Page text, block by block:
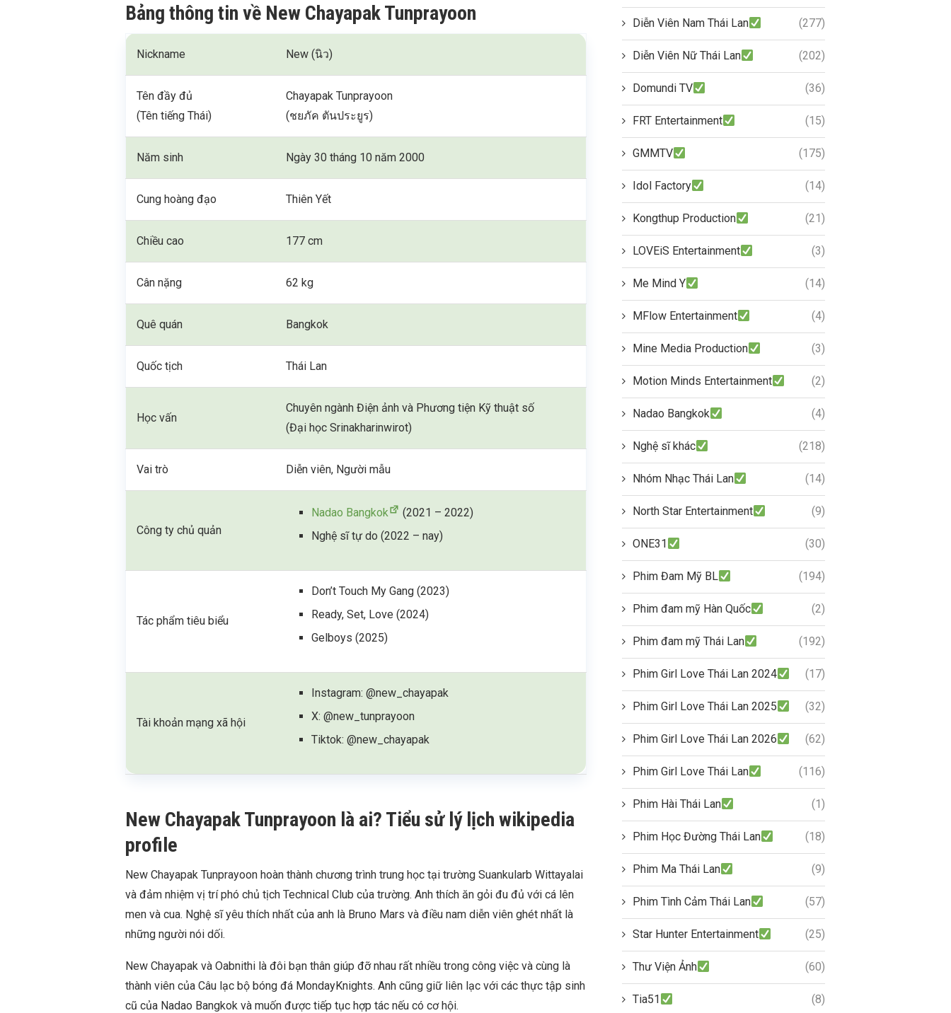
Bảng thông tin về New Chayapak Tunprayoon
Nickname New (นิว)
Tên đầy đủ
(Tên tiếng Thái)
Chayapak Tunprayoon
(ชยภัค ตันประยูร)
Năm sinh Ngày 30 tháng 10 năm 2000
Cung hoàng đạo Thiên Yết
Chiều cao 177 cm
Cân nặng 62 kg
Quê quán Bangkok
Quốc tịch Thái Lan
Học vấn
Chuyên ngành Điện ảnh và Phương tiện Kỹ thuật số
(Đại học Srinakharinwirot)
Vai trò Diễn viên, Người mẫu
Công ty chủ quản
Nadao Bangkok
(2021 – 2022)
Nghệ sĩ tự do (2022 – nay)
Tác phẩm tiêu biểu
Don’t Touch My Gang (2023)
Ready, Set, Love (2024)
Gelboys (2025)
Tài khoản mạng xã hội
Instagram: @new_chayapak
X: @new_tunprayoon
Tiktok: @new_chayapak
New Chayapak Tunprayoon là ai? Tiểu sử lý lịch wikipedia
profile
New Chayapak Tunprayoon hoàn thành chương trình trung học tại trường Suankularb Wittayalai
và đảm nhiệm vị trí phó chủ tịch Technical Club của trường. Anh thích ăn gỏi đu đủ với cá lên
men và cua. Nghệ sĩ yêu thích nhất của anh là Bruno Mars và điều nam diễn viên ghét nhất là
những người nói dối.
New Chayapak và Oabnithi là đôi bạn thân giúp đỡ nhau rất nhiều trong công việc và cùng là
thành viên của Câu lạc bộ bóng đá MondayKnights. Anh cũng giữ liên lạc với các thực tập sinh
cũ của Nadao Bangkok và muốn được tiếp tục hợp tác nếu có cơ hội.
Diễn Viên Nam Thái Lan (277)
Diễn Viên Nữ Thái Lan (202)
Domundi TV (36)
FRT Entertainment (15)
GMMTV (175)
Idol Factory (14)
Kongthup Production (21)
LOVEiS Entertainment (3)
Me Mind Y (14)
MFlow Entertainment (4)
Mine Media Production (3)
Motion Minds Entertainment (2)
Nadao Bangkok (4)
Nghệ sĩ khác (218)
Nhóm Nhạc Thái Lan (14)
North Star Entertainment (9)
ONE31 (30)
Phim Đam Mỹ BL (194)
Phim đam mỹ Hàn Quốc (2)
Phim đam mỹ Thái Lan (192)
Phim Girl Love Thái Lan 2024 (17)
Phim Girl Love Thái Lan 2025 (32)
Phim Girl Love Thái Lan 2026 (62)
Phim Girl Love Thái Lan (116)
Phim Hài Thái Lan (1)
Phim Học Đường Thái Lan (18)
Phim Ma Thái Lan (9)
Phim Tình Cảm Thái Lan (57)
Star Hunter Entertainment (25)
Thư Viện Ảnh (60)
Tia51 (8)